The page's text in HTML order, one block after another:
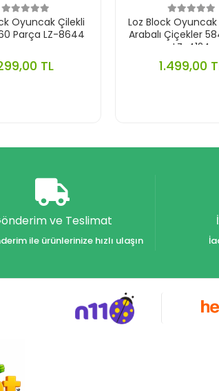
Oyuncak Çilekli
Parça LZ-8644
TL
Loz Block
Arabalı Çiçekler
LZ-4124
1.499,00
ve Teslimat
ile ürünlerinize hızlı ulaşın